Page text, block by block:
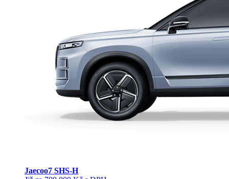
Jaecoo7 SHS-H